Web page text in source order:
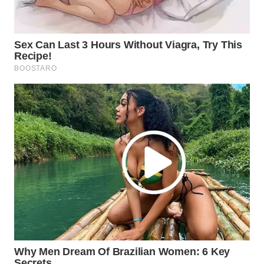
INDRAMAYU
WN
WN
MAJALENGKA
WN
SUBANG
WN
SUKABUMI
WN
PURWAKARTA